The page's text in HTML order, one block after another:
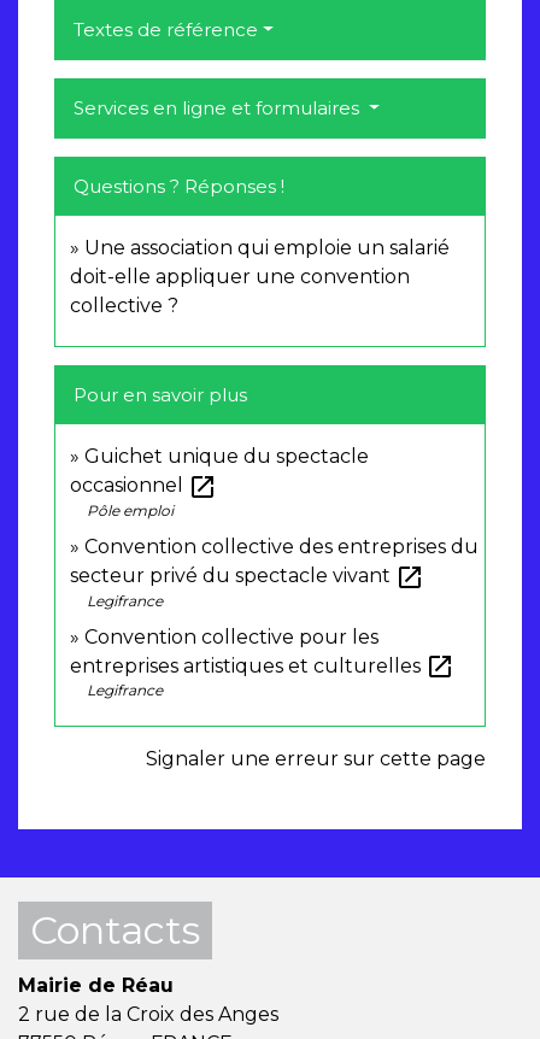
Textes de référence
Services en ligne et formulaires
Questions ? Réponses !
Une association qui emploie un salarié
doit-elle appliquer une convention
collective ?
Pour en savoir plus
Guichet unique du spectacle
occasionnel
open_in_new
Pôle emploi
Convention collective des entreprises du
secteur privé du spectacle vivant open_in_new
Legifrance
Convention collective pour les
entreprises artistiques et culturelles open_in_new
Legifrance
Signaler une erreur sur cette page
Contacts
Mairie de Réau
2 rue de la Croix des Anges